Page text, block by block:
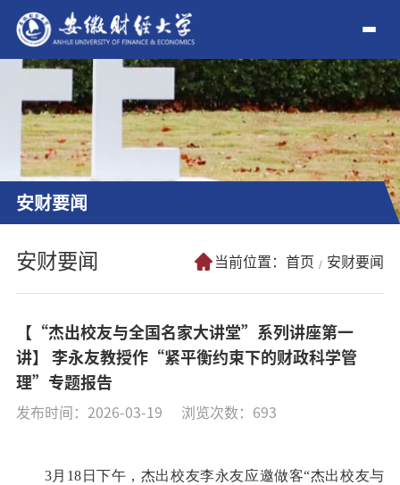
安财要闻
安财要闻 当前位置： 首页 安财要闻
【“杰出校友与全国名家大讲堂”系列讲座第一
讲】 李永友教授作“紧平衡约束下的财政科学管
理”专题报告
发布时间：2026-03-19 浏览次数： 693
3月18日下午，杰出校友李永友应邀做客“杰出校友与